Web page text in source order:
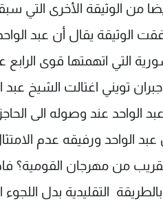
من الوثيقة الأخرى التي
الوثيقة يقال أن عبد
التي اتهمتها قوى
تويني اغتالت الشيخ
الواحد عند وصوله الى
من عبد الواحد ورفيقه عدم
من مهرجان القومية؟
التقليدية بدل